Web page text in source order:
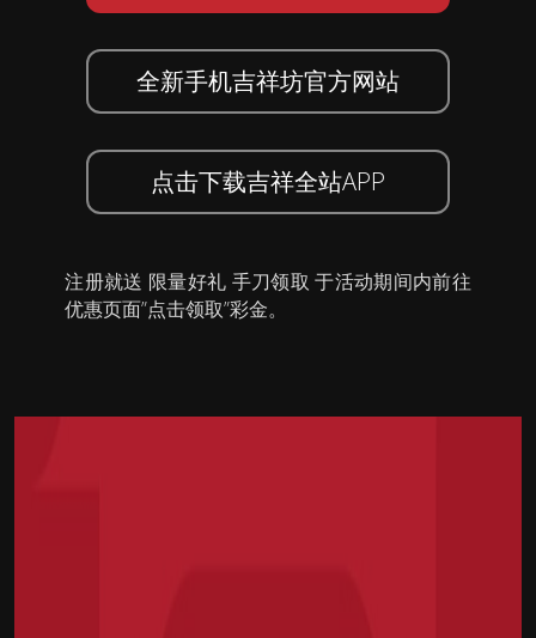
全新手机吉祥坊官方网站
点击下载吉祥全站APP
注册就送 限量好礼 手刀领取 于活动期间内前往
优惠页面”点击领取”彩金。